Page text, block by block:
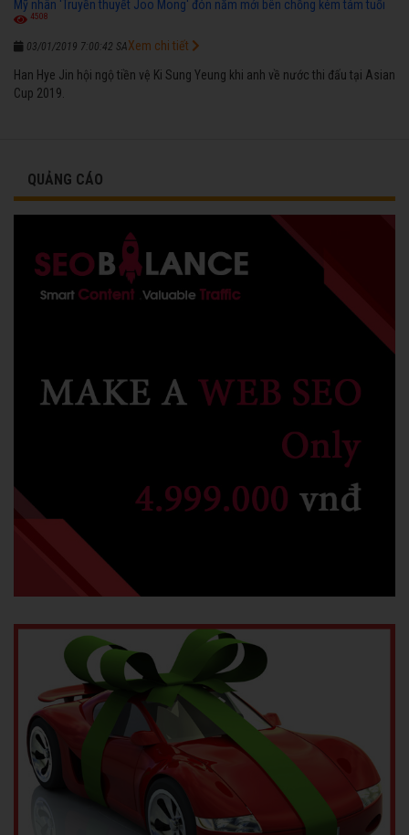
Mỹ nhân 'Truyền thuyết Joo Mong' đón năm mới bên chồng kém tám tuổi
4508
03/01/2019 7:00:42 SA
Han Hye Jin hội ngộ tiền vệ Ki Sung Yeung khi anh về nước thi đấu tại Asian
Cup 2019.
Xem chi tiết
QUẢNG CÁO